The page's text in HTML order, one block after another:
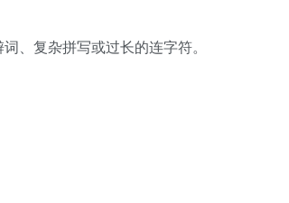
、复杂拼写或过长的连字符。